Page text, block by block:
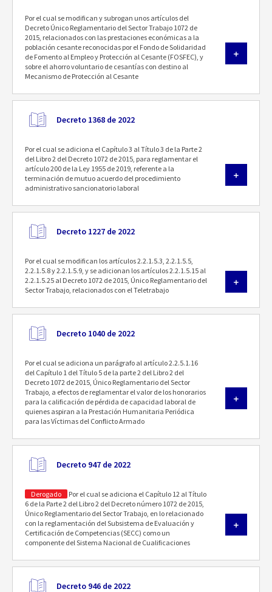
Por el cual se modifican y subrogan unos artículos del
Decreto Único Reglamentario del Sector Trabajo 1072 de
2015, relacionados con las prestaciones económicas a la
población cesante reconocidas por el Fondo de Solidaridad
de Fomento al Empleo y Protección al Cesante (FOSFEC), y
sobre el ahorro voluntario de cesantías con destino al
Mecanismo de Protección al Cesante
Decreto 1368 de 2022
Por el cual se adiciona el Capítulo 3 al Título 3 de la Parte 2
del Libro 2 del Decreto 1072 de 2015, para reglamentar el
artículo 200 de la Ley 1955 de 2019, referente a la
terminación de mutuo acuerdo del procedimiento
administrativo sancionatorio laboral
Decreto 1227 de 2022
Por el cual se modifican los artículos 2.2.1.5.3, 2.2.1.5.5,
2.2.1.5.8 y 2.2.1.5.9, y se adicionan los artículos 2.2.1.5.15 al
2.2.1.5.25 al Decreto 1072 de 2015, Único Reglamentario del
Sector Trabajo, relacionados con el Teletrabajo
Decreto 1040 de 2022
Por el cual se adiciona un parágrafo al artículo 2.2.5.1.16
del Capítulo 1 del Título 5 de la parte 2 del Libro 2 del
Decreto 1072 de 2015, Único Reglamentario del Sector
Trabajo, a efectos de reglamentar el valor de los honorarios
para la calificación de pérdida de capacidad laboral de
quienes aspiran a la Prestación Humanitaria Periódica
para las Víctimas del Conflicto Armado
Decreto 947 de 2022
Derogado
Por el cual se adiciona el Capítulo 12 al Título
6 de la Parte 2 del Libro 2 del Decreto número 1072 de 2015,
Único Reglamentario del Sector Trabajo, en lo relacionado
con la reglamentación del Subsistema de Evaluación y
Certificación de Competencias (SECC) como un
componente del Sistema Nacional de Cualificaciones
Decreto 946 de 2022